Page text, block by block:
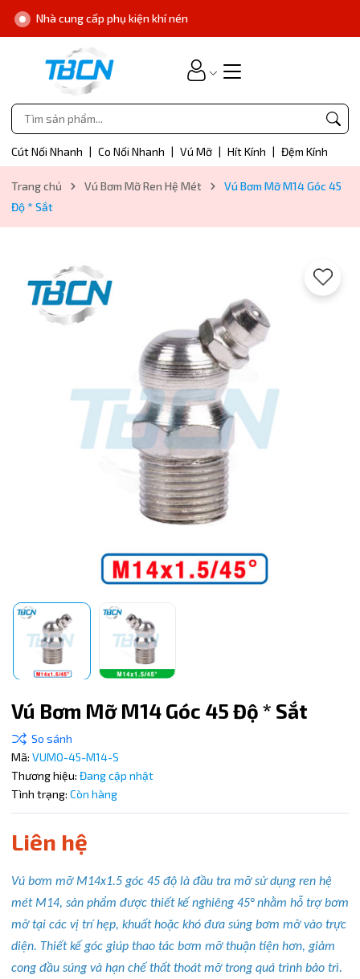
Nhà cung cấp phụ kiện khí nén
Cút Nối Nhanh | Co Nối Nhanh | Vú Mỡ | Hít Kính | Đệm Kính
Trang chủ Vú Bơm Mỡ Ren Hệ Mét
Vú Bơm Mỡ M14 Góc 45
Độ * Sắt
Vú Bơm Mỡ M14 Góc 45 Độ * Sắt
Mã: VUMO-45-M14-S
Thương hiệu: Đang cập nhật
Tình trạng: Còn hàng
Liên hệ
Vú bơm mỡ M14x1.5 góc 45 độ là đầu tra mỡ sử dụng ren hệ
mét M14, sản phẩm được thiết kế nghiêng 45° nhằm hỗ trợ bơm
mỡ tại các vị trí hẹp, khuất hoặc khó đưa súng bơm mỡ vào trực
diện. Thiết kế góc giúp thao tác bơm mỡ thuận tiện hơn, giảm
cong đầu súng và hạn chế thất thoát mỡ trong quá trình bảo trì.
Mã giảm giá:
Copy mã và nhập mã ở trang